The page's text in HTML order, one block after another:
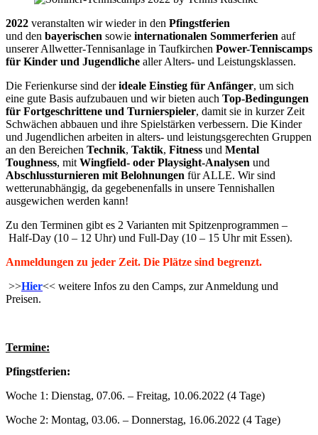
2022 veranstalten wir wieder in den Pfingstferien
und den bayerischen sowie internationalen Sommerferien auf
unserer Allwetter-Tennisanlage in Taufkirchen Power-Tenniscamps
für Kinder und Jugendliche aller Alters- und Leistungsklassen.
Die Ferienkurse sind derideale Einstieg für Anfänger, um sich
eine gute Basis aufzubauen und wir bieten auch Top-Bedingungen
für Fortgeschrittene und Turnierspieler, damit sie in kurzer Zeit
Schwächen abbauen und ihre Spielstärken verbessern. Die Kinder
und Jugendlichen arbeiten in alters- und leistungsgerechten Gruppen
an den Bereichen Technik, Taktik, Fitness und Mental
Toughness, mit Wingfield- oder Playsight-Analysen und
Abschlussturnieren mit Belohnungen für ALLE. Wir sind
wetterunabhängig, da gegebenenfalls in unsere Tennishallen
ausgewichen werden kann!
Zu den Terminen gibt es 2 Varianten mit Spitzenprogrammen –
Half-Day (10 – 12 Uhr) und Full-Day (10 – 15 Uhr mit Essen).
Anmeldungen zu jeder Zeit. Die Plätze sind begrenzt.
>>Hier<< weitere Infos zu den Camps, zur Anmeldung und
Preisen.
Termine:
Pfingstferien:
Woche 1: Dienstag, 07.06. – Freitag, 10.06.2022 (4 Tage)
Woche 2: Montag, 03.06. – Donnerstag, 16.06.2022 (4 Tage)